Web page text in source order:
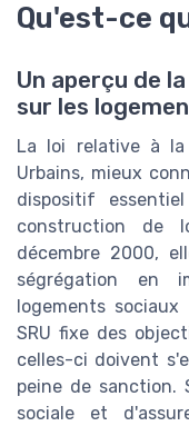
Qu'est-ce
Un aperçu de
sur les
La loi relative à la
Urbains, mieux
dispositif
construction de
décembre 2000,
ségrégation en
logements
SRU fixe des
celles-ci doivent
peine de
sociale et